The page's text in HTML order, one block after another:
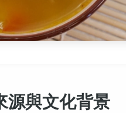
源與文化背景